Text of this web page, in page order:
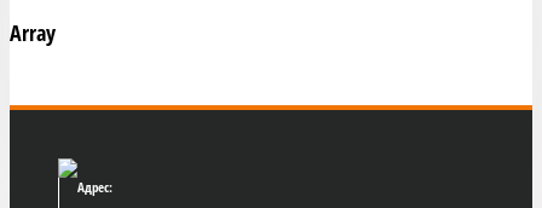
Array
Адрес: